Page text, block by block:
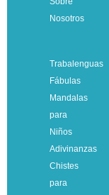
Nosotros
Trabalenguas
Fábulas
Mandalas
para
Niños
Adivinanzas
Chistes
para